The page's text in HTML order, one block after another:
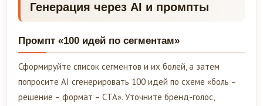
Генерация через AI и промпты
Промпт «100 идей по сегментам»
Сформируйте список сегментов и их болей, а затем
попросите AI сгенерировать 100 идей по схеме «боль –
решение – формат – CTA». Уточните бренд-голос,